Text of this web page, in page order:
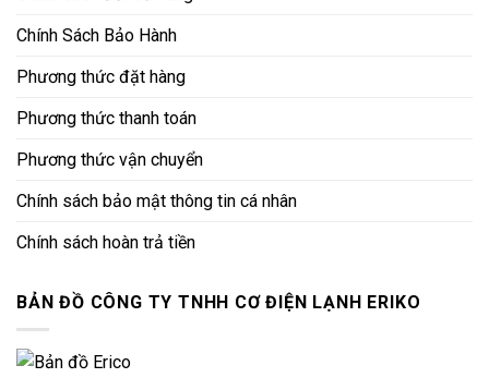
Chính Sách Bảo Hành
Phương thức đặt hàng
Phương thức thanh toán
Phương thức vận chuyển
Chính sách bảo mật thông tin cá nhân
Chính sách hoàn trả tiền
BẢN ĐỒ CÔNG TY TNHH CƠ ĐIỆN LẠNH ERIKO